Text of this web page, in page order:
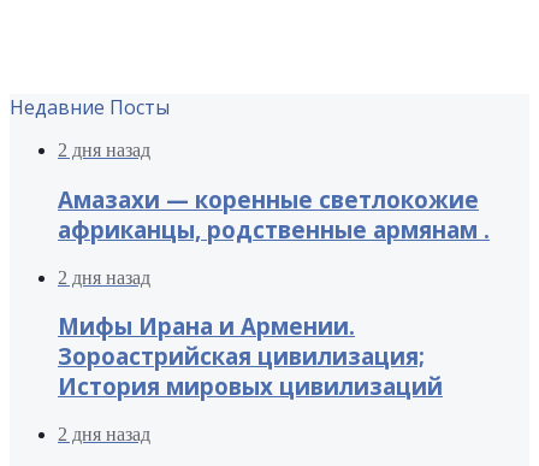
Недавние Посты
2 дня назад
Амазахи — коренные светлокожие
африканцы, родственные армянам .
2 дня назад
Мифы Ирана и Армении.
Зороастрийская цивилизация;
История мировых цивилизаций
2 дня назад